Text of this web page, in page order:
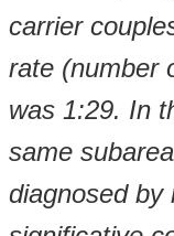
carrier
rate (number
was 1:29. In
same
diagnosed by